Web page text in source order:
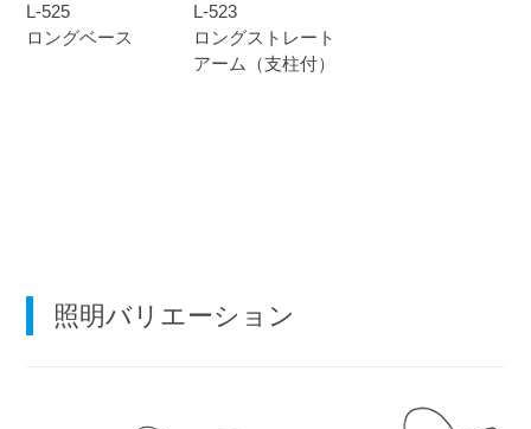
L-525
ロングベース
L-523
ロングストレート
アーム（支柱付）
照明バリエーション